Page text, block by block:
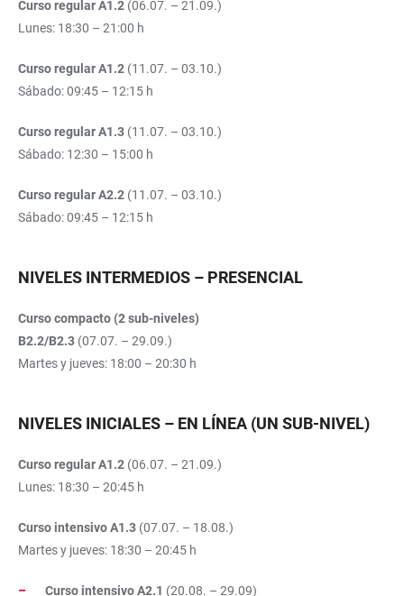
Curso regular A1.2 (06.07. – 21.09.)
Lunes: 18:30 – 21:00 h
Curso regular A1.2 (11.07. – 03.10.)
Sábado: 09:45 – 12:15 h
Curso regular A1.3 (11.07. – 03.10.)
Sábado: 12:30 – 15:00 h
Curso regular A2.2 (11.07. – 03.10.)
Sábado: 09:45 – 12:15 h
NIVELES INTERMEDIOS – PRESENCIAL
Curso compacto (2 sub-niveles)
B2.2/B2.3 (07.07. – 29.09.)
Martes y jueves: 18:00 – 20:30 h
NIVELES INICIALES – EN LÍNEA (UN SUB-NIVEL)
Curso regular A1.2 (06.07. – 21.09.)
Lunes: 18:30 – 20:45 h
Curso intensivo A1.3 (07.07. – 18.08.)
Martes y jueves: 18:30 – 20:45 h
Curso intensivo A2.1 (20.08. – 29.09)